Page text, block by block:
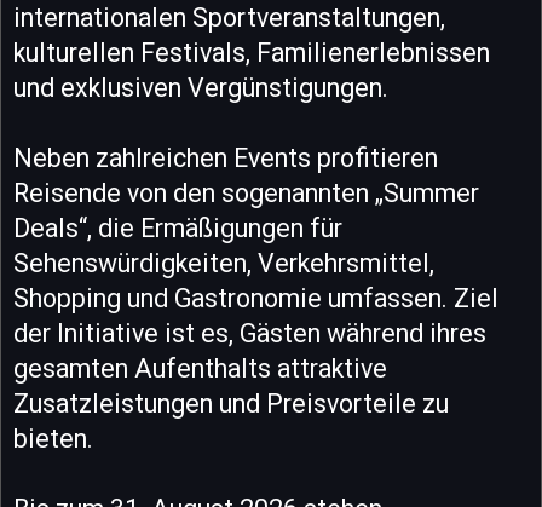
internationalen Sportveranstaltungen,
kulturellen Festivals, Familienerlebnissen
und exklusiven Vergünstigungen.
Neben zahlreichen Events profitieren
Reisende von den sogenannten „Summer
Deals“, die Ermäßigungen für
Sehenswürdigkeiten, Verkehrsmittel,
Shopping und Gastronomie umfassen. Ziel
der Initiative ist es, Gästen während ihres
gesamten Aufenthalts attraktive
Zusatzleistungen und Preisvorteile zu
bieten.